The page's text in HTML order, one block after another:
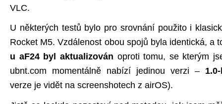
VLC.
U některých testů bylo pro srovnání použito i
Rocket M5. Vzdálenost obou spojů byla identická, a
u aF24 byl aktualizován oproti tomu, se kterým
ubnt.com momentálně nabízí jedinou verzi –
verze je vidět na screenshotech z airOS).